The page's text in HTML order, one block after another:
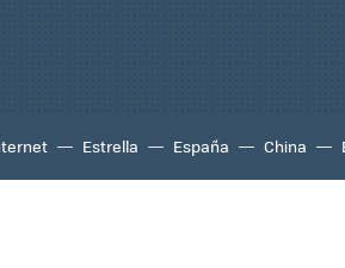
Estrella España China